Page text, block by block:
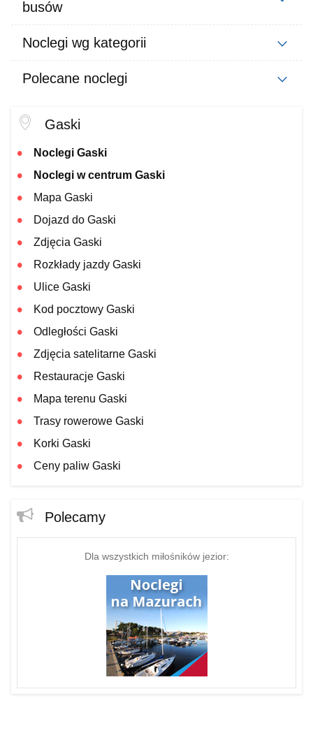
busów
Noclegi wg kategorii
Polecane noclegi
Gaski
Noclegi Gaski
Noclegi w centrum Gaski
Mapa Gaski
Dojazd do Gaski
Zdjęcia Gaski
Rozkłady jazdy Gaski
Ulice Gaski
Kod pocztowy Gaski
Odległości Gaski
Zdjęcia satelitarne Gaski
Restauracje Gaski
Mapa terenu Gaski
Trasy rowerowe Gaski
Korki Gaski
Ceny paliw Gaski
Polecamy
Dla wszystkich miłośników jezior: